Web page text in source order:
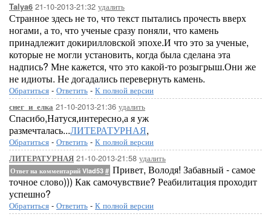
Talya6 21-10-2013-21:32 удалить
Странное здесь не то, что текст пытались прочесть вверх
ногами, а то, что ученые сразу поняли, что камень
принадлежит докирилловской эпохе.И что это за ученые,
которые не могли установить, когда была сделана эта
надпись? Мне кажется, что это какой-то розыгрыш.Они же
не идиоты. Не догадались перевернуть камень.
Обратиться - Ответить - К полной версии
снег_и_елка 21-10-2013-21:36 удалить
Спасибо,Натуся,интересно,а я уж
размечталась...ЛИТЕРАТУРНАЯ,
Обратиться - Ответить - К полной версии
ЛИТЕРАТУРНАЯ 21-10-2013-21:58 удалить
Ответ на комментарий Vlad53 # Привет, Володя! Забавный - самое
точное слово))) Как самочувствие? Реабилитация проходит
успешно?
Обратиться - Ответить - К полной версии